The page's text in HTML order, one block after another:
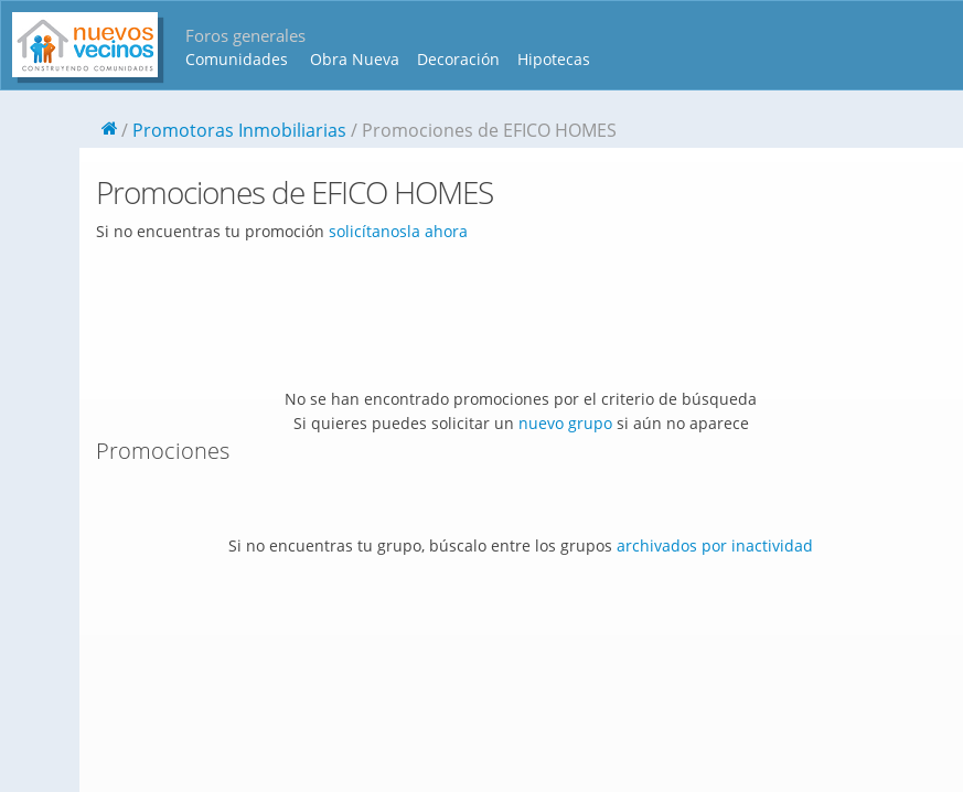
Foros generales
Comunidades Obra Nueva Decoración Hipotecas
Promotoras Inmobiliarias Promociones de EFICO HOMES
Promociones de EFICO HOMES
Si no encuentras tu promoción solicítanosla ahora
No se han encontrado promociones por el criterio de búsqueda
Si quieres puedes solicitar un nuevo gruposi aún no aparece
Promociones
Si no encuentras tu grupo, búscalo entre los grupos archivados por inactividad